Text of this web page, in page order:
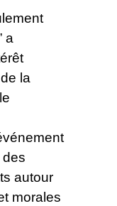
a
la
des
autour
morales